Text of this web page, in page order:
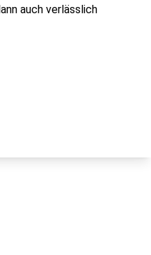
auch verlässlich